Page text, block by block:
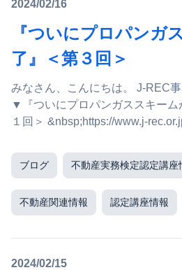
2024/02/16
『ついにプロパンガ
了』＜第３回＞
みなさん、こんにちは。 J-REC
▼『ついにプロパンガススキー
ブログ 不動産実務検定認定講座
不動産関連情報 認定講座情報
2024/02/15